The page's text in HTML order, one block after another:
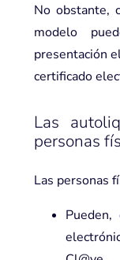
No obstante,
modelo
presentación
certificado
Las
personas
Las personas